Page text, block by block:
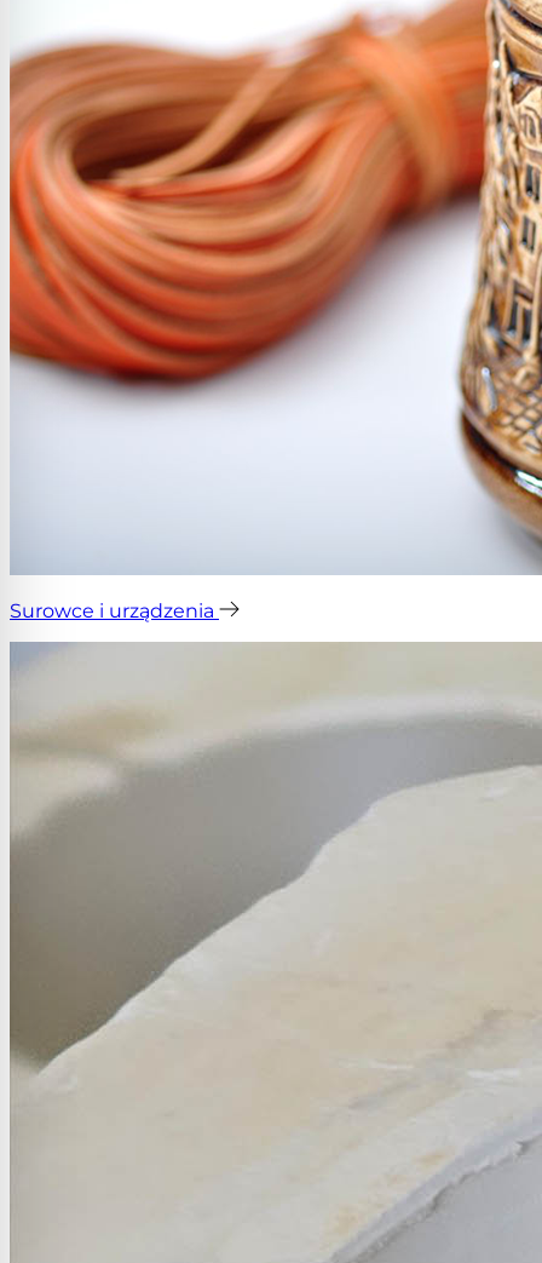
Surowce i urządzenia